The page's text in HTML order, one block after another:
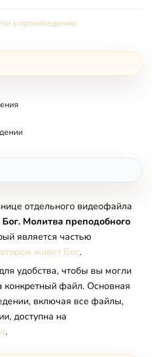
к произведению
отдельного видеофайла
Молитва преподобного
является частью
живет Бог.
удобства, чтобы вы могли
конкретный файл. Основная
включая все файлы,
доступна на
.